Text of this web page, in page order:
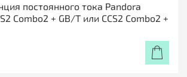
постоянного тока Pandora
Combo2 + GB/T или CCS2 Combo2 +